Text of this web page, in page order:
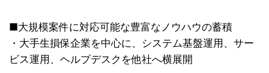
■大規模案件に対応可能な豊富なノウハウの蓄積
・大手生損保企業を中心に、システム基盤運用、サー
ビス運用、ヘルプデスクを他社へ横展開